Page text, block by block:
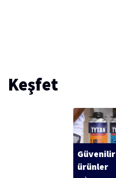
Keşfet
Güvenilir
ürünler